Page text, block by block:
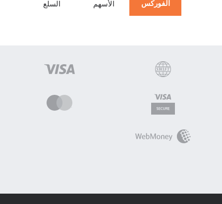
الفوركس الأسهم السلع